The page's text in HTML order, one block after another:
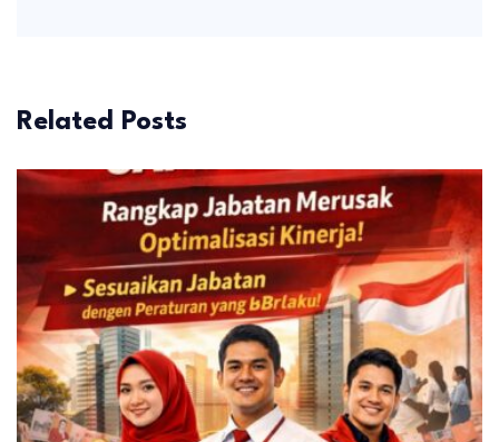
Related Posts